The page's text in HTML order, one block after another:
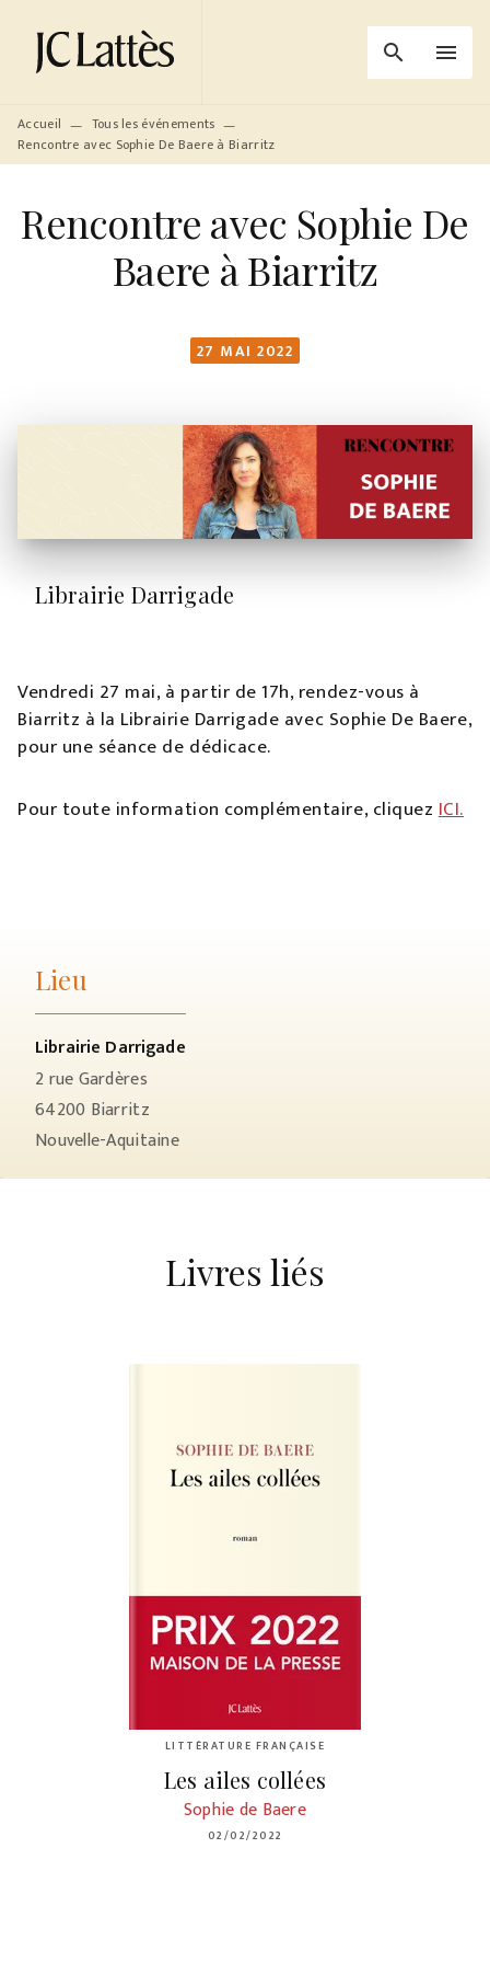
MENU RECHERCHE
PIED DE PAGE
search menu
Accueil — Tous les événements —
Rencontre avec Sophie De Baere à Biarritz
Rencontre avec Sophie De
Baere à Biarritz
27 MAI 2022
Librairie Darrigade
Vendredi 27 mai, à partir de 17h, rendez-vous à
Biarritz à la Librairie Darrigade avec Sophie De Baere,
pour une séance de dédicace.
Pour toute information complémentaire, cliquezICI.
Lieu
Librairie Darrigade
2 rue Gardères
64200 Biarritz
Nouvelle-Aquitaine
Livres liés
LITTÉRATURE FRANÇAISE
Les ailes collées
Sophie de Baere
02/02/2022